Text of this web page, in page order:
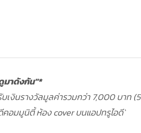
มาดังกัน"*
งินรางวัลมูลค่ารวมกว่า 7,000 บาท (5
อมมูนิตี้ ห้อง cover บนแอปทรูไอดี`